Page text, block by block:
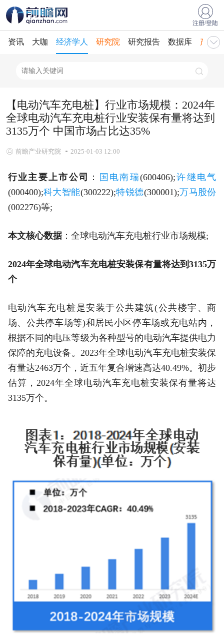
注册/登陆
资讯 大咖 经济学人 研究院 研究报告 数据库 产业
【电动汽车充电桩】行业市场规模：2024年
全球电动汽车充电桩行业安装保有量将达到
3135万个 中国市场占比达35%
前瞻产业研究院 2025-01-03 12:00
行业主要上市公司 ： 国电南瑞(600406);许继电气
(000400);科大智能(300222);特锐德(300001);万马股份
(002276)等;
本文核心数据：全球电动汽车充电桩行业市场规模;
2024年全球电动汽车充电桩安装保有量将达到3135万
个
电动汽车充电桩是安装于公共建筑(公共楼宇、商
场、公共停车场等)和居民小区停车场或充电站内，
根据不同的电压等级为各种型号的电动汽车提供电力
保障的充电设备。2023年全球电动汽车充电桩安装保
有量达2463万个，近五年复合增速高达40.49%。初步
估算，2024年全球电动汽车充电桩安装保有量将达
3135万个。